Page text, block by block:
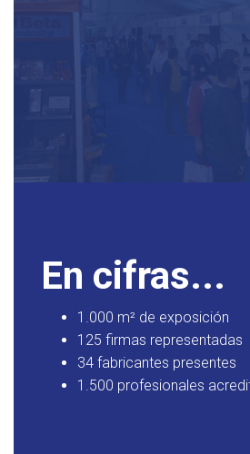
En cifras...
1.000 m² de exposición
125 firmas representadas
34 fabricantes presentes
1.500 profesionales